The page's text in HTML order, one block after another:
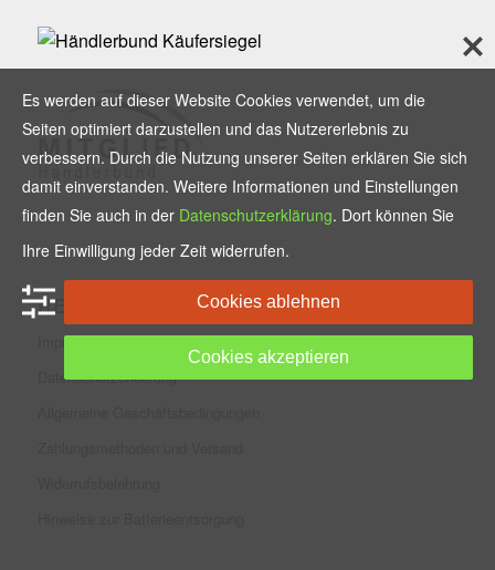
RECHTLICHES
Impressum
Datenschutzerklärung
Es werden auf dieser Website Cookies verwendet, um die
Seiten optimiert darzustellen und das Nutzererlebnis zu
verbessern. Durch die Nutzung unserer Seiten erklären Sie sich
damit einverstanden. Weitere Informationen und Einstellungen
finden Sie auch in der Datenschutzerklärung. Dort können Sie
Ihre Einwilligung jeder Zeit widerrufen.
Cookies ablehnen
Cookies akzeptieren